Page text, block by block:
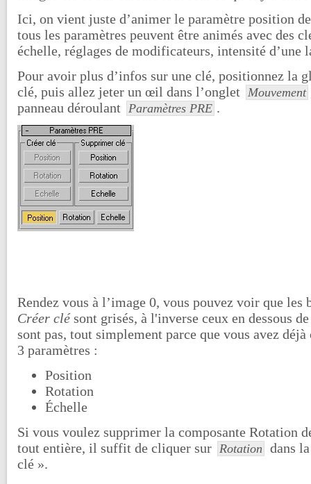
Ici, on vient juste d’animer le paramètre position
tous les paramètres peuvent être animés avec des
échelle, réglages de modificateurs, intensité
Pour avoir plus d’infos sur une clé, positionnez la
clé, puis allez jeter un œil dans l’onglet
Mouvement
panneau déroulant
Paramètres PRE .
Rendez vous à l’image 0, vous pouvez voir que les
Créer clésont grisés, à l'inverse ceux en dessous
sont pas, tout simplement parce que vous avez déjà
3 paramètres :
Position
Rotation
Échelle
Si vous voulez supprimer la composante Rotation
tout entière, il suffit de cliquer sur Rotation dans
clé ».